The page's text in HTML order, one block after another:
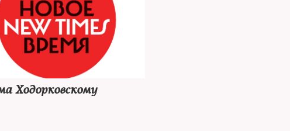
Ходорковскому